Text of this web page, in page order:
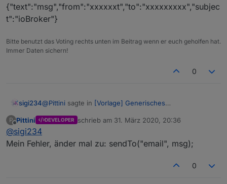
{"text":"msg","from":"xxxxxxt","to":"xxxxxxxxx","subjec
t":"ioBroker"}
Bitte benutzt das Voting rechts unten im Beitrag wenn er euch geholfen hat.
Immer Daten sichern!
0
sigi234@Pittini sagte in [Vorlage] Generisches
Fensteroffenskript + Vis:
aber diese weis ja noch nicht was geöffnet
email.0 2020-03-31 22:13:19.059 info (20660) Send
{"text":"msg","from":"xxxxxxt","to":"xxxxxxxxx","subjec
P
Offline
Pittini DEVELOPER schrieb am 31. März 2020, 20:36
zuletzt editiert von
@sigi234
Mein Fehler, änder mal zu: sendTo("email", msg);
0